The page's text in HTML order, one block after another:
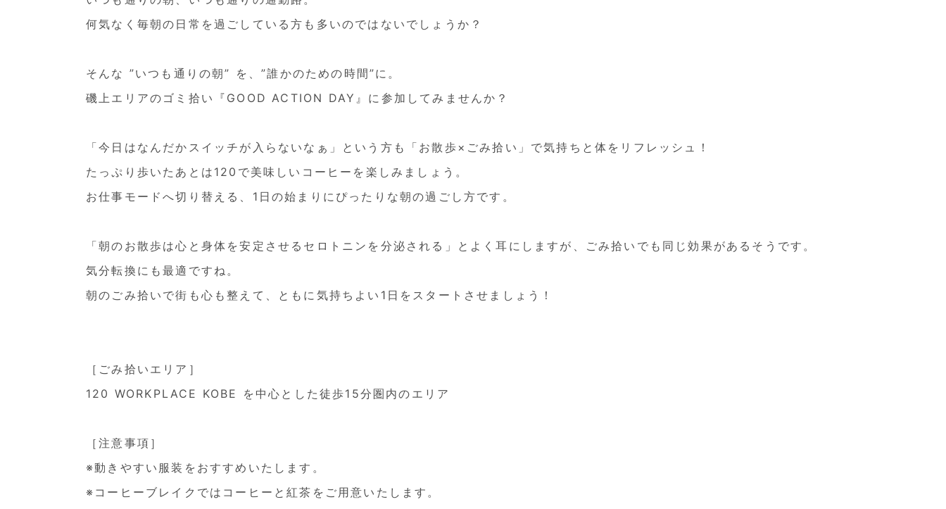
何気なく毎朝の日常を過ごしている方も多いのではないでしょうか？
そんな ”いつも通りの朝” を、”誰かのための時間”に。
磯上エリアのゴミ拾い『GOOD ACTION DAY』に参加してみませんか？
「今日はなんだかスイッチが入らないなぁ」という方も「お散歩×ごみ拾い」で気持ちと体をリフレッシュ！
たっぷり歩いたあとは120で美味しいコーヒーを楽しみましょう。
お仕事モードへ切り替える、1日の始まりにぴったりな朝の過ごし方です。
「朝のお散歩は心と身体を安定させるセロトニンを分泌される」とよく耳にしますが、ごみ拾いでも同じ効果があるそうです。
気分転換にも最適ですね。
朝のごみ拾いで街も心も整えて、ともに気持ちよい1日をスタートさせましょう！
［ごみ拾いエリア］
120 WORKPLACE KOBE を中心とした徒歩15分圏内のエリア
［注意事項］
※動きやすい服装をおすすめいたします。
※コーヒーブレイクではコーヒーと紅茶をご用意いたします。